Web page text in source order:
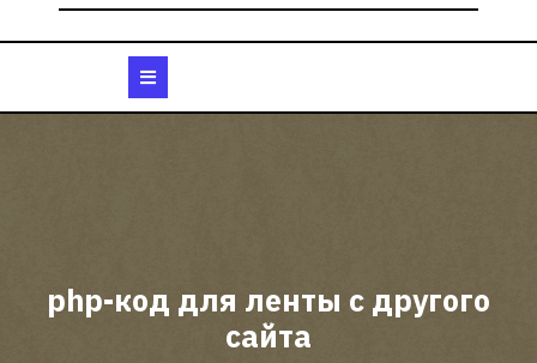
php-код для ленты с другого
сайта